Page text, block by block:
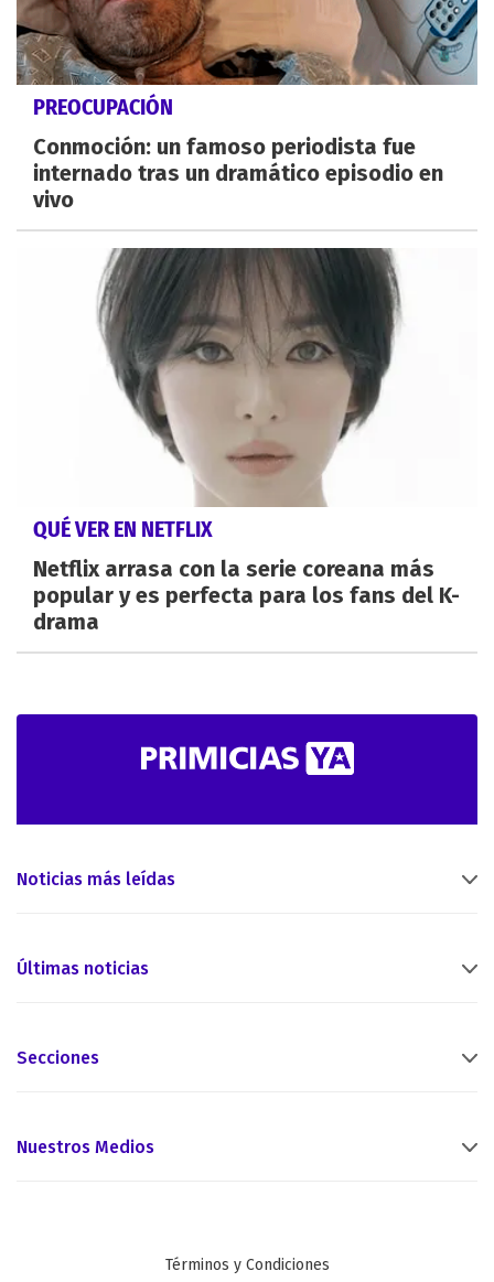
PREOCUPACIÓN
Conmoción: un famoso periodista fue
internado tras un dramático episodio en
vivo
QUÉ VER EN NETFLIX
Netflix arrasa con la serie coreana más
popular y es perfecta para los fans del K-
drama
Noticias más leídas
Últimas noticias
Secciones
Nuestros Medios
Términos y Condiciones